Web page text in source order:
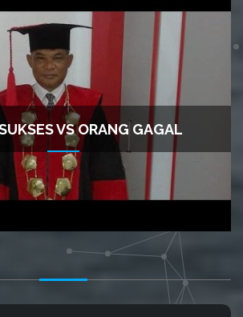
VS ORANG GAGAL